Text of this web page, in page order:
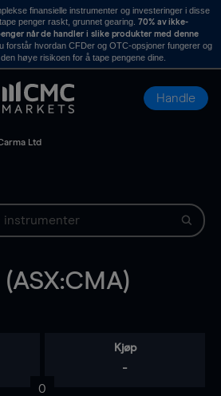
finansielle instrumenter og investeringer i disse
penger raskt, grunnet gearing. 70% av ikke-
når de handler i slike produkter med denne
forstår hvordan CFDer og OTC-opsjoner fungerer og
høye risikoen for å tape pengene dine.
Handle
Ltd
Kjøp
-
0